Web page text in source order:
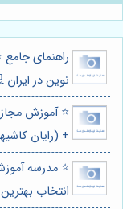
راهنمای جامع
نوین در ایران
⭐️ آموزش
+ (رایان
⭐️ مدرسه
انتخاب